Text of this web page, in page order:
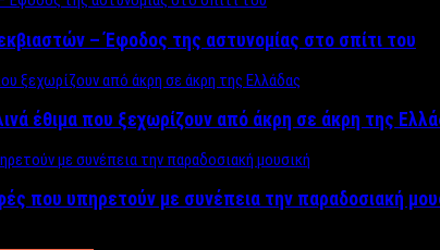
– Έφοδος της αστυνομίας στο σπίτι του
έθιμα που ξεχωρίζουν από άκρη σε άκρη της
που υπηρετούν με συνέπεια την παραδοσιακή